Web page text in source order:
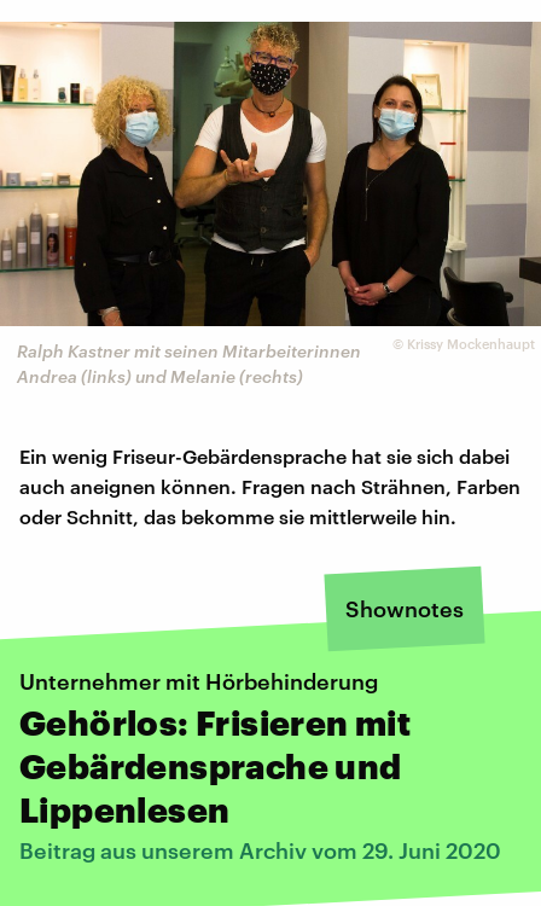
© Krissy Mockenhaupt
Ralph Kastner mit seinen Mitarbeiterinnen
Andrea (links) und Melanie (rechts)
Ein wenig Friseur-Gebärdensprache hat sie sich dabei
auch aneignen können. Fragen nach Strähnen, Farben
oder Schnitt, das bekomme sie mittlerweile hin.
Shownotes
Unternehmer mit Hörbehinderung
Gehörlos: Frisieren mit
Gebärdensprache und
Lippenlesen
Beitrag aus unserem Archiv vom 29. Juni 2020